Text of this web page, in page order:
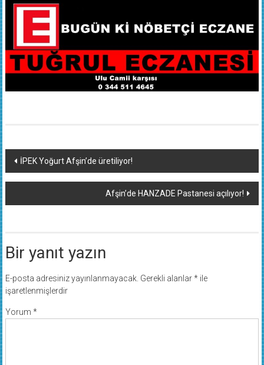
Yazı
dolaşımı
İPEK Yoğurt Afşin’de üretiliyor!
Afşin’de HANZADE Pastanesi açılıyor!
Bir yanıt yazın
E-posta adresiniz yayınlanmayacak. Gerekli alanlar*ile
işaretlenmişlerdir
Yorum *